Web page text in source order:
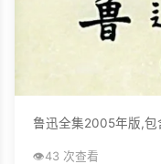
鲁迅全集2005年版,包
👁️43 次查看